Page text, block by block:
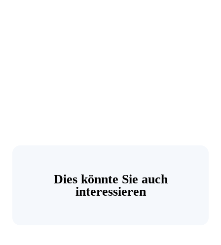
Dies könnte Sie auch
interessieren